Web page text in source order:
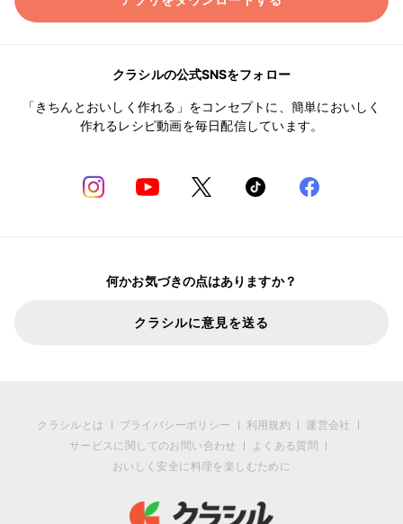
クラシルの公式SNSをフォロー
「きちんとおいしく作れる」をコンセプトに、簡単においしく
作れるレシピ動画を毎日配信しています。
何かお気づきの点はありますか？
クラシルに意見を送る
クラシルとは プライバシーポリシー 利用規約
運営会社
サービスに関してのお問い合わせ
よくある質問
おいしく安全に料理を楽しむために